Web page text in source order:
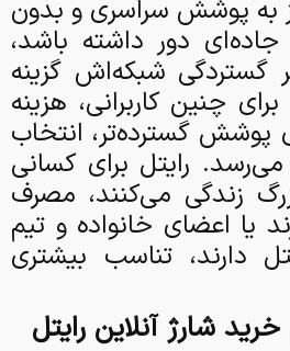
به پوشش سراسری و بدون
دور داشته باشد،
گستردگی شبکه‌اش گزینه
چنین کاربرانی، هزینه
پوشش گسترده‌تر، انتخاب
رایتل برای کسانی
زندگی می‌کنند، مصرف
یا اعضای خانواده و تیم
دارند، تناسب بیشتری
شارژ آنلاین رایتل